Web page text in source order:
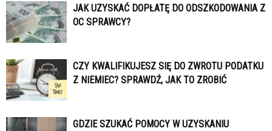
JAK UZYSKAĆ DOPŁATĘ DO ODSZKODOWANIA Z
OC SPRAWCY?
CZY KWALIFIKUJESZ SIĘ DO ZWROTU PODATKU
Z NIEMIEC? SPRAWDŹ, JAK TO ZROBIĆ
GDZIE SZUKAĆ POMOCY W UZYSKANIU